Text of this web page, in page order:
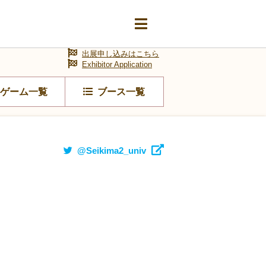
ゲーム一覧 ブース一覧
出展申し込みはこちら
Exhibitor Application
@Seikima2_univ